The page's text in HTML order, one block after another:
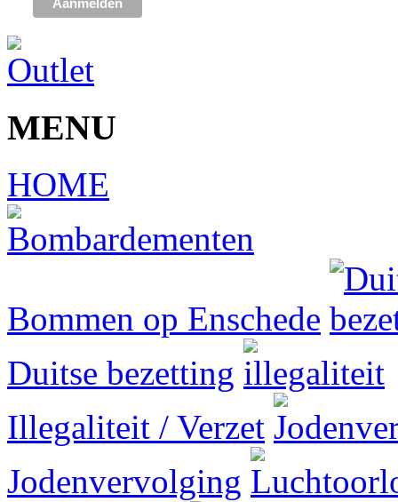
MENU
HOME
Bommen op Enschede
Duitse bezetting
Illegaliteit / Verzet
Jodenvervolging